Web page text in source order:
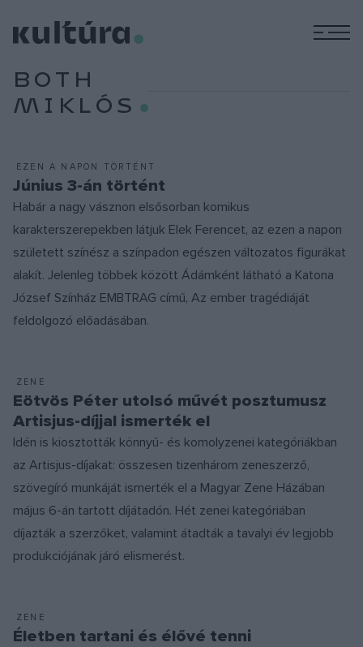
BOTH
MIKLÓS
EZEN A NAPON TÖRTÉNT
Június 3-án történt
Habár a nagy vásznon elsősorban komikus
karakterszerepekben látjuk Elek Ferencet, az ezen a napon
született színész a színpadon egészen változatos figurákat
alakít. Jelenleg többek között Ádámként látható a Katona
József Színház EMBTRAG című, Az ember tragédiáját
feldolgozó előadásában.
ZENE
Eötvös Péter utolsó művét posztumusz
Artisjus-díjjal ismerték el
Idén is kiosztották könnyű- és komolyzenei kategóriákban
az Artisjus-díjakat: összesen tizenhárom zeneszerző,
szövegíró munkáját ismerték el a Magyar Zene Házában
május 6-án tartott díjátadón. Hét zenei kategóriában
díjazták a szerzőket, valamint átadták a tavalyi év legjobb
produkciójának járó elismerést.
ZENE
Életben tartani és élővé tenni